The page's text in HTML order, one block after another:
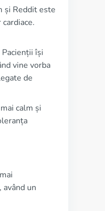
și Reddit este
își
vine vorba
de
calm și
un